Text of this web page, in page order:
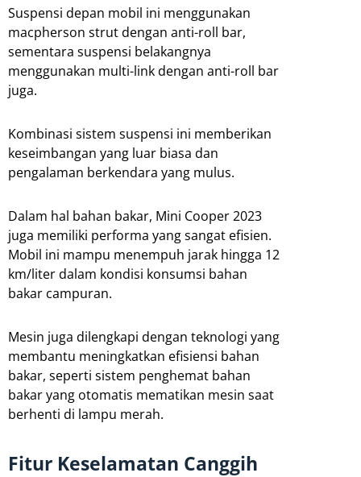
Suspensi depan mobil ini menggunakan
macpherson strut dengan anti-roll bar,
sementara suspensi belakangnya
menggunakan multi-link dengan anti-roll bar
juga.
Kombinasi sistem suspensi ini memberikan
keseimbangan yang luar biasa dan
pengalaman berkendara yang mulus.
Dalam hal bahan bakar, Mini Cooper 2023
juga memiliki performa yang sangat efisien.
Mobil ini mampu menempuh jarak hingga 12
km/liter dalam kondisi konsumsi bahan
bakar campuran.
Mesin juga dilengkapi dengan teknologi yang
membantu meningkatkan efisiensi bahan
bakar, seperti sistem penghemat bahan
bakar yang otomatis mematikan mesin saat
berhenti di lampu merah.
Fitur Keselamatan Canggih